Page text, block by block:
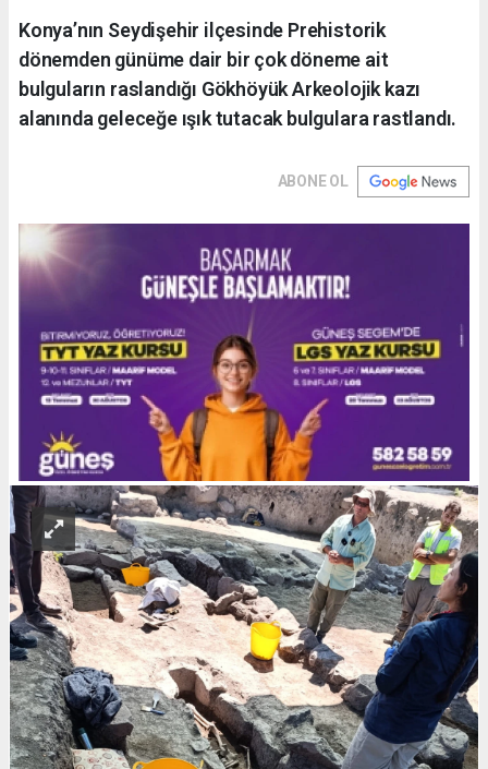
Konya’nın Seydişehir ilçesinde Prehistorik
dönemden günüme dair bir çok döneme ait
bulguların raslandığı Gökhöyük Arkeolojik kazı
alanında geleceğe ışık tutacak bulgulara rastlandı.
ABONE OL